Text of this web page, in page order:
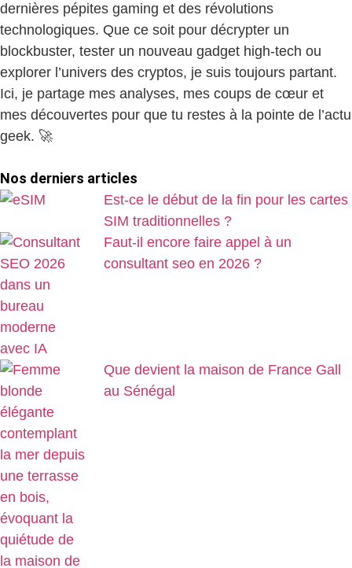
dernières pépites gaming et des révolutions
technologiques. Que ce soit pour décrypter un
blockbuster, tester un nouveau gadget high-tech ou
explorer l’univers des cryptos, je suis toujours partant.
Ici, je partage mes analyses, mes coups de cœur et
mes découvertes pour que tu restes à la pointe de l’actu
geek. 🚀
Nos derniers articles
Est-ce le début de la fin pour les cartes
SIM traditionnelles ?
Faut-il encore faire appel à un
consultant seo en 2026 ?
Que devient la maison de France Gall
au Sénégal